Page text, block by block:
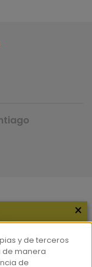
×
y de terceros
de manera
de